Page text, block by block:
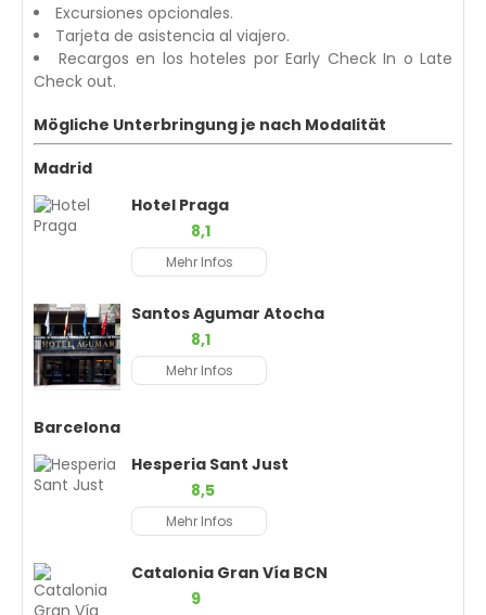
Excursiones opcionales.
Tarjeta de asistencia al viajero.
Recargos en los hoteles por Early Check In o Late
Check out.
Mögliche Unterbringung je nach Modalität
Madrid
Hotel Praga
8,1
Mehr Infos
Santos Agumar Atocha
8,1
Mehr Infos
Barcelona
Hesperia Sant Just
8,5
Mehr Infos
Catalonia Gran Vía BCN
9